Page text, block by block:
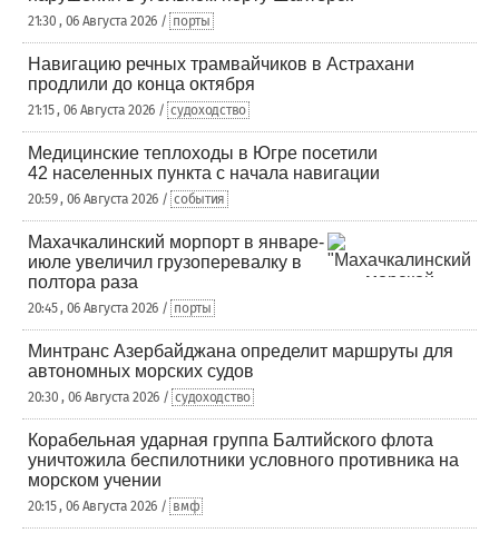
21:30 , 06 Августа 2026 / порты
Навигацию речных трамвайчиков в Астрахани
продлили до конца октября
21:15 , 06 Августа 2026 / судоходство
Медицинские теплоходы в Югре посетили
42 населенных пункта с начала навигации
20:59 , 06 Августа 2026 / события
Махачкалинский морпорт в январе-
июле увеличил грузоперевалку в
полтора раза
20:45 , 06 Августа 2026 / порты
Минтранс Азербайджана определит маршруты для
автономных морских судов
20:30 , 06 Августа 2026 / судоходство
Корабельная ударная группа Балтийского флота
уничтожила беспилотники условного противника на
морском учении
20:15 , 06 Августа 2026 / вмф